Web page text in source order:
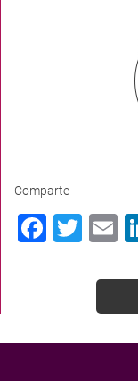
Comparte